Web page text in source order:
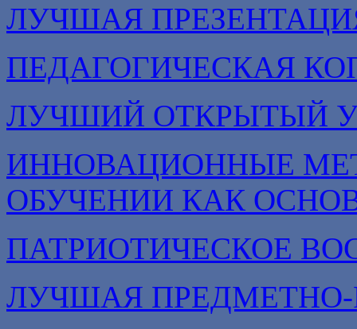
ЛУЧШАЯ
ПЕДАГОГИЧЕСКАЯ
ЛУЧШИЙ ОТКРЫТЫЙ
ИННОВАЦИОННЫЕ
ОБУЧЕНИИ КАК
ПАТРИОТИЧЕСКОЕ
ЛУЧШАЯ